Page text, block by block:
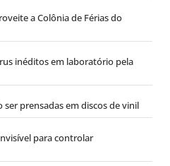
a Colônia de Férias do
inéditos em laboratório pela
prensadas em discos de vinil
para controlar